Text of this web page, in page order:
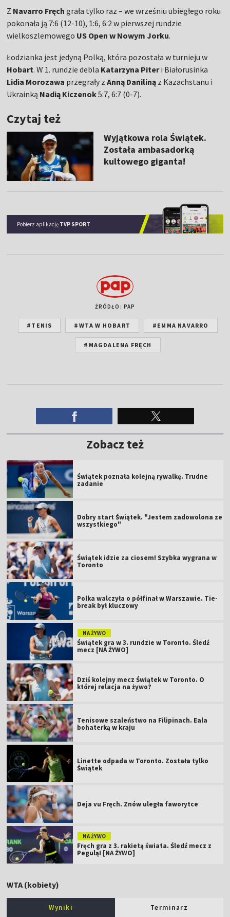
Z Navarro Fręch grała tylko raz – we wrześniu ubiegłego roku
pokonała ją 7:6 (12-10), 1:6, 6:2 w pierwszej rundzie
wielkoszlemowego US Open w Nowym Jorku.
Łodzianka jest jedyną Polką, która pozostała w turnieju w
Hobart. W 1. rundzie debla Katarzyna Piteri Białorusinka
Lidia Morozawa przegrały zAnną Daniliną z Kazachstanu i
Ukrainką Nadią Kiczenok5:7, 6:7 (0-7).
Czytaj też
Wyjątkowa rola Świątek.
Została ambasadorką
kultowego giganta!
Pobierz aplikację TVP SPORT
ŹRÓDŁO: PAP
#TENIS #WTA W HOBART #EMMA NAVARRO
#MAGDALENA FRĘCH
Zobacz też
Świątek poznała kolejną rywalkę. Trudne
zadanie
Dobry start Świątek. "Jestem zadowolona ze
wszystkiego"
Świątek idzie za ciosem! Szybka wygrana w
Toronto
Polka walczyła o półfinał w Warszawie. Tie-
break był kluczowy
NA ŻYWO
Świątek gra w 3. rundzie w Toronto. Śledź
mecz [NA ŻYWO]
Dziś kolejny mecz Świątek w Toronto. O
której relacja na żywo?
Tenisowe szaleństwo na Filipinach. Eala
bohaterką w kraju
Linette odpada w Toronto. Została tylko
Świątek
Deja vu Fręch. Znów uległa faworytce
NA ŻYWO
Fręch gra z 3. rakietą świata. Śledź mecz z
Pegulą! [NA ŻYWO]
WTA (kobiety)
Wyniki Terminarz